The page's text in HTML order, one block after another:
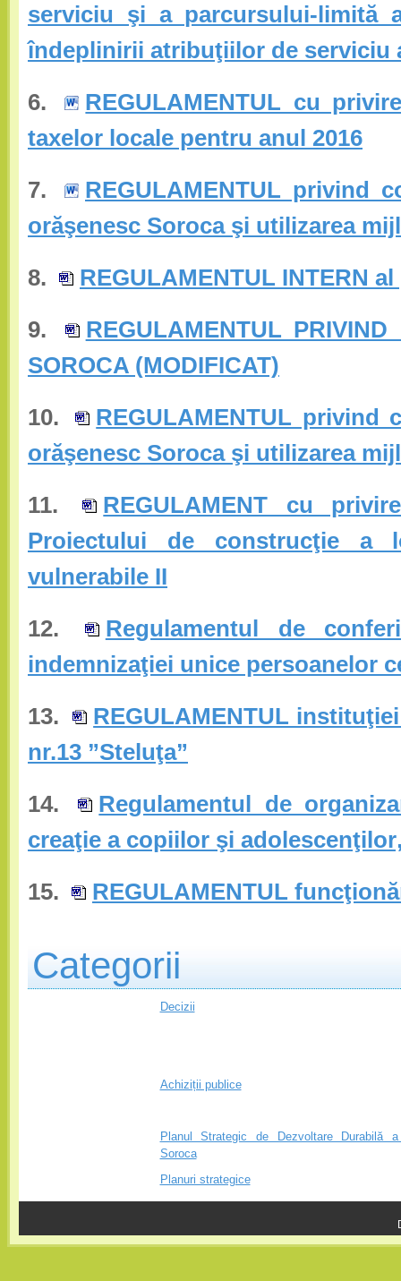
serviciu şi a parcursului-limită
îndeplinirii atribuţiilor de serviciu
6.
REGULAMENTUL cu
taxelor locale pentru anul 2016
7.
REGULAMENTUL privind
orăşenesc Soroca şi utilizarea
8.
REGULAMENTUL INTERN
9.
REGULAMENTUL
SOROCA (MODIFICAT)
10.
REGULAMENTUL
orăşenesc Soroca şi utilizarea
11.
REGULAMENT cu
Proiectului de construcţie a
vulnerabile II
12.
Regulamentul de
indemnizaţiei unice persoanelor
13.
REGULAMENTUL
nr.13 ”Steluţa”
14.
Regulamentul de
creaţie a copiilor şi
15.
REGULAMENTUL
Categorii
Decizii
Achiziții publice
Planul Strategic de Dezvoltare Durabilă
Soroca
Planuri strategice